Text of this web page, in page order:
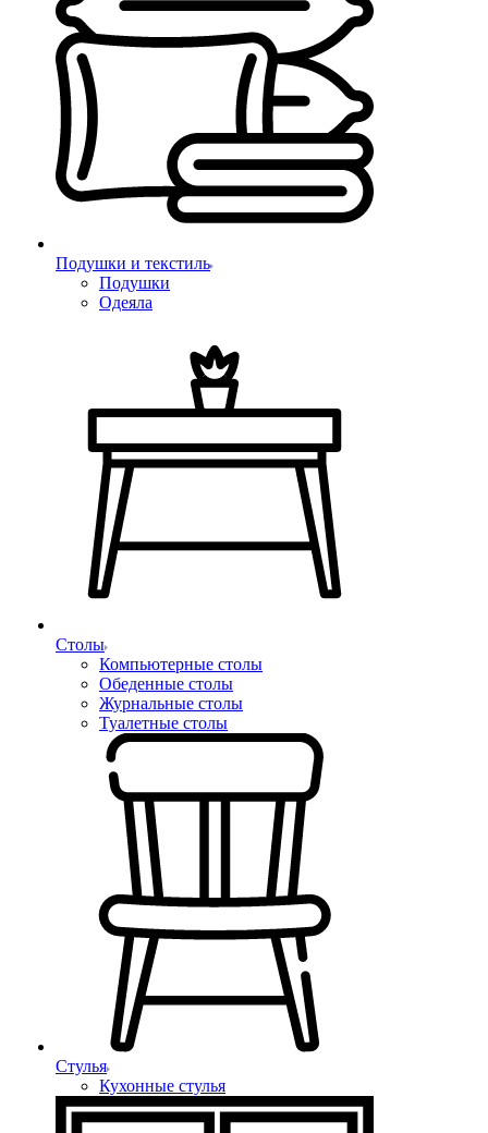
Подушки и текстиль
Подушки
Одеяла
Столы
Компьютерные столы
Обеденные столы
Журнальные столы
Туалетные столы
Стулья
Кухонные стулья